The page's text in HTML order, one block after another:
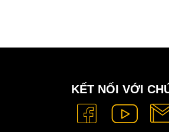
KẾT NỐI VỚI